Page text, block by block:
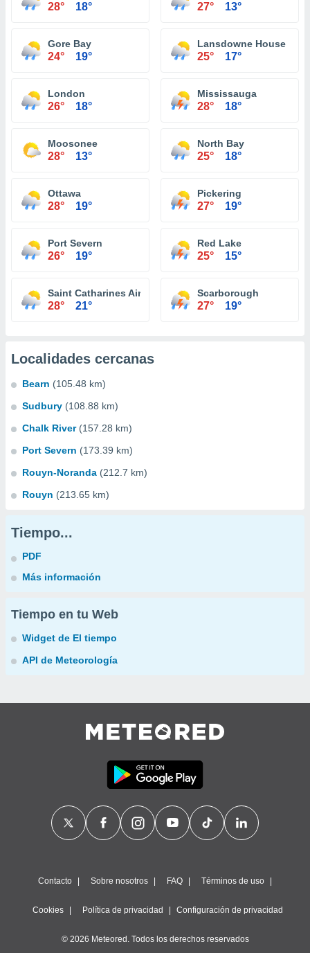
28° 18° 27° 13°
Gore Bay
24° 19°
Lansdowne House
25° 17°
London
26° 18°
Mississauga
28° 18°
Moosonee
28° 13°
North Bay
25° 18°
Ottawa
28° 19°
Pickering
27° 19°
Port Severn
26° 19°
Red Lake
25° 15°
Saint Catharines Airport
28° 21°
Scarborough
27° 19°
Localidades cercanas
Bearn (105.48 km)
Sudbury (108.88 km)
Chalk River (157.28 km)
Port Severn (173.39 km)
Rouyn-Noranda (212.7 km)
Rouyn (213.65 km)
Tiempo...
PDF
Más información
Tiempo en tu Web
Widget de El tiempo
API de Meteorología
Contacto Sobre nosotros FAQ Términos de uso
Cookies Política de privacidad Configuración de privacidad
© 2026 Meteored. Todos los derechos reservados